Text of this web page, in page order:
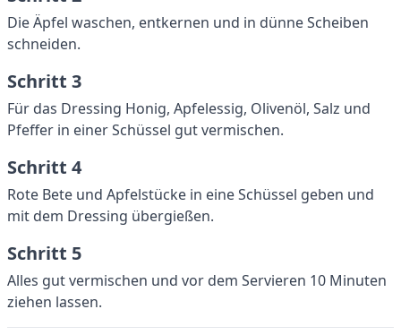
Die Äpfel waschen, entkernen und in dünne Scheiben
schneiden.
Schritt 3
Für das Dressing Honig, Apfelessig, Olivenöl, Salz und
Pfeffer in einer Schüssel gut vermischen.
Schritt 4
Rote Bete und Apfelstücke in eine Schüssel geben und
mit dem Dressing übergießen.
Schritt 5
Alles gut vermischen und vor dem Servieren 10 Minuten
ziehen lassen.